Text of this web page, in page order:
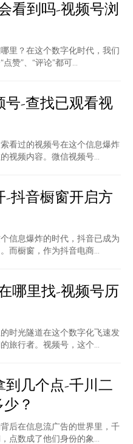
看到吗-视频号浏
里？在这个数字化时代，我们
赞”、“评论”都可...
号-查找已观看视
看过的视频号在这个信息爆炸
视频内容。微信视频号...
-抖音橱窗开启方
信息爆炸的时代，抖音已成为
而橱窗，作为抖音电商...
哪里找-视频号历
时光隧道在这个数字化飞速发
旅行者。视频号，这个...
到几个点-千川二
？
后在信息流广告的世界里，千
点数成了他们身份的象...